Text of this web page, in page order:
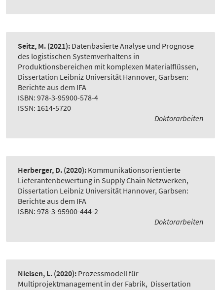
Seitz, M. (2021): Datenbasierte Analyse und Prognose
des logistischen Systemverhaltens in
Produktionsbereichen mit komplexen Materialflüssen,
Dissertation Leibniz Universität Hannover, Garbsen:
Berichte aus dem IFA
ISBN: 978-3-95900-578-4
ISSN: 1614-5720
Doktorarbeiten
Herberger, D. (2020): Kommunikationsorientierte
Lieferantenbewertung in Supply Chain Netzwerken,
Dissertation Leibniz Universität Hannover, Garbsen:
Berichte aus dem IFA
ISBN: 978-3-95900-444-2
Doktorarbeiten
Nielsen, L. (2020): Prozessmodell für
Multiprojektmanagement in der Fabrik, Dissertation